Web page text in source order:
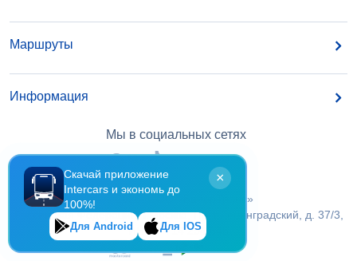
Скачай приложение
Intercars и экономь до
100%!
×
Для Android Для IOS
Маршруты
Информация
Мы в социальных сетях
, OOO «БайерТранс»
Российская Федерация, г.Москва, Пр-т Ленинградский, д. 37/3,
ИНН 7 714 294 648